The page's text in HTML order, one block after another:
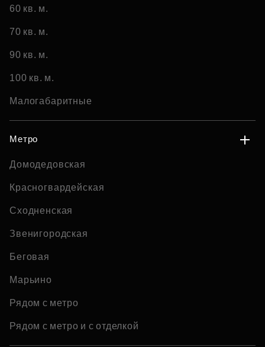
60 кв. м.
70 кв. м.
90 кв. м.
100 кв. м.
Малогабаритные
Метро
Домодедовская
Красногвардейская
Сходненская
Звенигородская
Беговая
Марьино
Рядом с метро
Рядом с метро и с отделкой